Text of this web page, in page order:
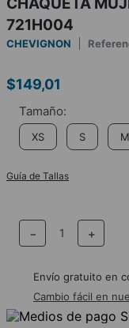
CHAQUETA
721H004
CHEVIGNON
$149,01
XS S M
Guía de Tallas
＋
－
Envío gratuito en
Cambio fácil en